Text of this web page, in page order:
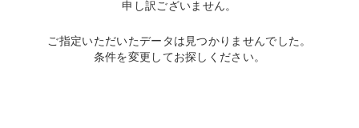
申し訳ございません。
ご指定いただいたデータは見つかりませんでした。
条件を変更してお探しください。